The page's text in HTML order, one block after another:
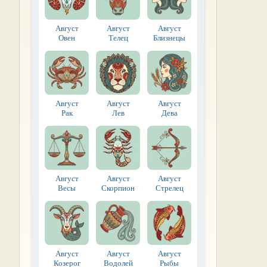
Август
Овен
Август
Телец
Август
Близнецы
Август
Рак
Август
Лев
Август
Дева
Август
Весы
Август
Скорпион
Август
Стрелец
Август
Козерог
Август
Водолей
Август
Рыбы